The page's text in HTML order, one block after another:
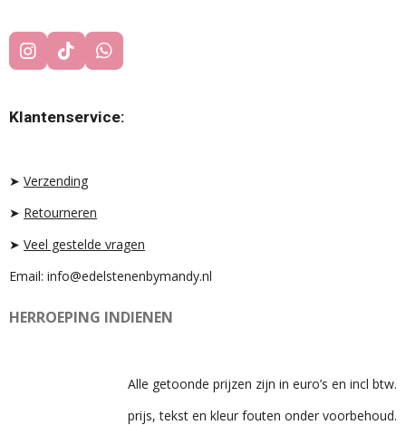
I
N
T
A
A
T
I
T
O
W
H
T
S
Klantenservice:
➤ Verzending
➤ Retourneren
➤ Veel gestelde vragen
Email: info@edelstenenbymandy.nl
HERROEPING INDIENEN
Alle getoonde prijzen zijn in euro’s en incl btw.
prijs, tekst en kleur fouten onder voorbehoud.